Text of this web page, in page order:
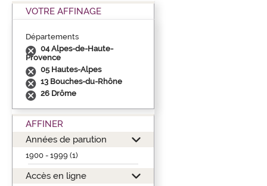
VOTRE AFFINAGE
Départements
04 Alpes-de-Haute-
Provence
05 Hautes-Alpes
13 Bouches-du-Rhône
26 Drôme
AFFINER
Années de parution
1900 - 1999 (1)
Accès en ligne